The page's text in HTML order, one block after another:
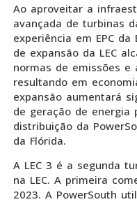
Ao aproveitar a
avançada de turbinas
experiência em EPC
de expansão da LEC
normas de emissões e
resultando em
expansão aumentará
de geração de energia
distribuição da
da Flórida.
A LEC 3 é a segunda
na LEC. A primeira
2023. A PowerSouth